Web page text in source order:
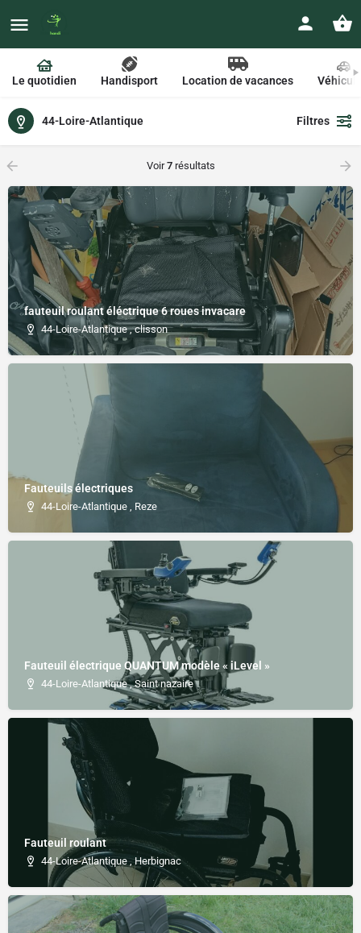
Le quotidien Handisport Location de vacances
44-Loire-Atlantique Filtres
Voir7résultats
fauteuil roulant éléctrique 6 roues invacare
44-Loire-Atlantique , clisson
Fauteuils électriques
44-Loire-Atlantique , Reze
Fauteuil électrique QUANTUM modèle « iLevel »
44-Loire-Atlantique , Saint nazaire
Fauteuil roulant
44-Loire-Atlantique , Herbignac